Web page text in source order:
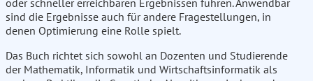
oder schneller erreichbaren Ergebnissen führen. Anwendbar
sind die Ergebnisse auch für andere Fragestellungen, in
denen Optimierung eine Rolle spielt.
Das Buch richtet sich sowohl an Dozenten und Studierende
der Mathematik, Informatik und Wirtschaftsinformatik als